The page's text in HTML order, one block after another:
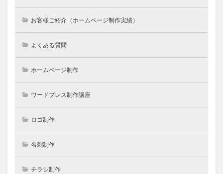
お客様ご紹介（ホームページ制作実績）
よくある質問
ホームページ制作
ワードプレス制作講座
ロゴ制作
名刺制作
チラシ制作